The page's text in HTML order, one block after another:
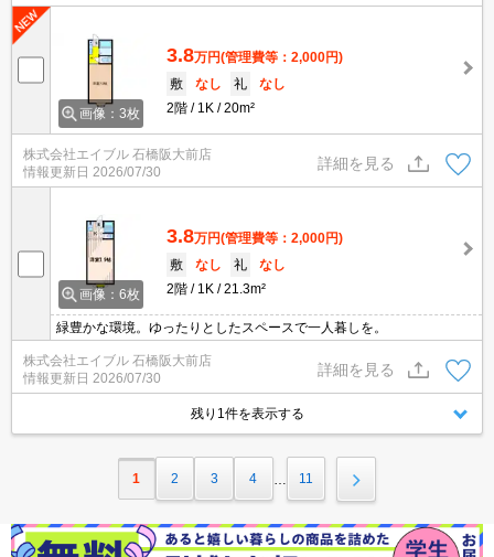
画像：3枚
3.8万円(管理費等：2,000円)
敷
なし 礼
なし
2階
1K 20m²
株式会社エイブル 石橋阪大前店
情報更新日 2026/07/30
詳細を見る
画像：6枚
3.8万円(管理費等：2,000円)
敷
なし 礼
なし
2階
1K 21.3m²
緑豊かな環境。ゆったりとしたスペースで一人暮しを。
株式会社エイブル 石橋阪大前店
情報更新日 2026/07/30
詳細を見る
残り1件を表示する
1 2 3 4 11